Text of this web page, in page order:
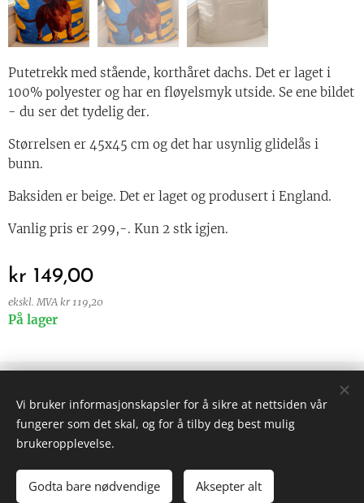
Putetrekk med stående, korthåret dachs. Det er laget i
100% polyester og har en fløyelsmyk utside. Se ene bildet
- du ser det tydelig der.
Størrelsen er 45x45 cm og det har usynlig glidelås i
bunn.
Baksiden er beige. Det er laget og produsert i England.
Vanlig pris er 299,-. Kun 2 stk igjen.
kr 149,00
ekskl. MVA kr 119,20
På lager
LEGG TIL I HANDLEKURVEN
Vilkår og betingelser|Personvern
Informasjonskapsler
Vi bruker informasjonskapsler for å sikre at nettsiden vår
fungerer som det skal, og for å tilby deg best mulig
brukeropplevelse.
Godta bare nødvendige Aksepter alt